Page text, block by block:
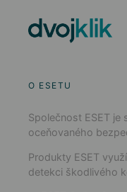
O ESETU
Společnost ESET
oceňovaného
Produkty ESET
detekci škodlivého